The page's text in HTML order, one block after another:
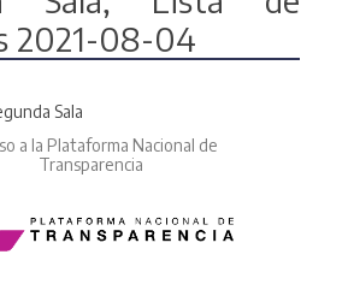
2021-08-04
Sala
a la Plataforma Nacional de
Transparencia